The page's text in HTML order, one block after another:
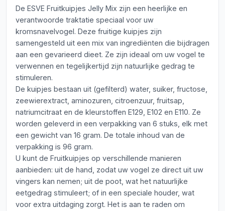
De ESVE Fruitkuipjes Jelly Mix zijn een heerlijke en
verantwoorde traktatie speciaal voor uw
kromsnavelvogel. Deze fruitige kuipjes zijn
samengesteld uit een mix van ingrediënten die bijdragen
aan een gevarieerd dieet. Ze zijn ideaal om uw vogel te
verwennen en tegelijkertijd zijn natuurlijke gedrag te
stimuleren.
De kuipjes bestaan uit (gefilterd) water, suiker, fructose,
zeewierextract, aminozuren, citroenzuur, fruitsap,
natriumcitraat en de kleurstoffen E129, E102 en E110. Ze
worden geleverd in een verpakking van 6 stuks, elk met
een gewicht van 16 gram. De totale inhoud van de
verpakking is 96 gram.
U kunt de Fruitkuipjes op verschillende manieren
aanbieden: uit de hand, zodat uw vogel ze direct uit uw
vingers kan nemen; uit de poot, wat het natuurlijke
eetgedrag stimuleert; of in een speciale houder, wat
voor extra uitdaging zorgt. Het is aan te raden om